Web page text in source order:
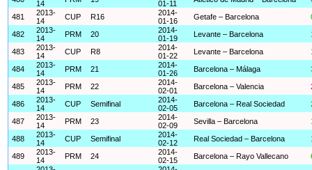
14
01-11
481
2013-
14
CUP R16
2014-
01-16
Getafe – Barcelona
482
2013-
14
PRM 20
2014-
01-19
Levante – Barcelona
483
2013-
14
CUP R8
2014-
01-22
Levante – Barcelona
484
2013-
14
PRM 21
2014-
01-26
Barcelona – Málaga
485
2013-
14
PRM 22
2014-
02-01
Barcelona – Valencia
486
2013-
14
CUP Semifinal
2014-
02-05
Barcelona – Real Sociedad
487
2013-
14
PRM 23
2014-
02-09
Sevilla – Barcelona
488
2013-
14
CUP Semifinal
2014-
02-12
Real Sociedad – Barcelona
489
2013-
14
PRM 24
2014-
02-15
Barcelona – Rayo Vallecano